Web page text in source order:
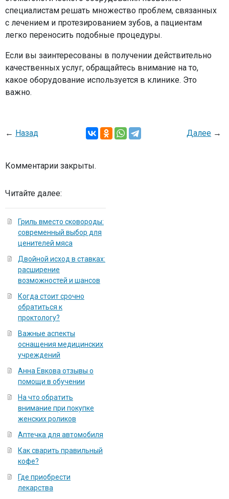
специалистам решать множество проблем, связанных
с лечением и протезированием зубов, а пациентам
легко переносить подобные процедуры.
Если вы заинтересованы в получении действительно
качественных услуг, обращайтесь внимание на то,
какое оборудование используется в клинике. Это
важно.
← Назад Далее →
Комментарии закрыты.
Читайте далее:
Гриль вместо сковороды:
современный выбор для
ценителей мяса
Двойной исход в ставках:
расширение
возможностей и шансов
Когда стоит срочно
обратиться к
проктологу?
Важные аспекты
оснащения медицинских
учреждений
Анна Евкова отзывы о
помощи в обучении
На что обратить
внимание при покупке
женских роликов
Аптечка для автомобиля
Как сварить правильный
кофе?
Где приобрести
лекарства